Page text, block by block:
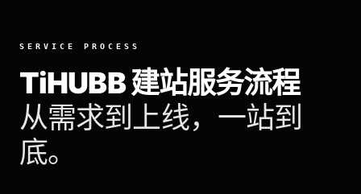
SERVICE PROCESS
TiHUBB 建站服务流程
从需求到上线，一站到
底。